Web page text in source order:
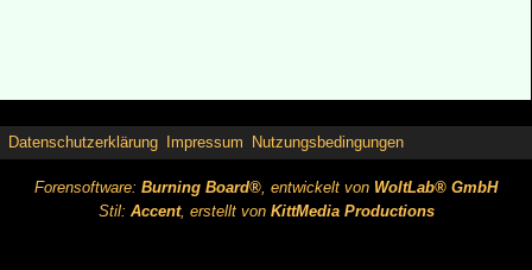
Datenschutzerklärung Impressum Nutzungsbedingungen
Forensoftware: Burning Board®, entwickelt von WoltLab® GmbH
Stil: Accent, erstellt von KittMedia Productions